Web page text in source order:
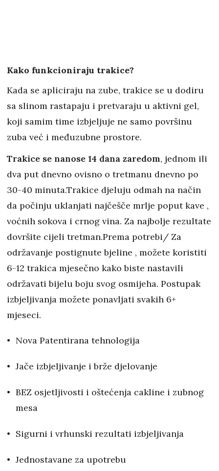
Kako funkcioniraju trakice?
Kada se apliciraju na zube, trakice se u dodiru
sa slinom rastapaju i pretvaraju u aktivni gel,
koji samim time izbjeljuje ne samo površinu
zuba već i međuzubne prostore.
Trakice se nanose 14 dana zaredom, jednom ili
dva put dnevno ovisno o tretmanu dnevno po
30-40 minuta.Trakice djeluju odmah na način
da počinju uklanjati najčešče mrlje poput kave ,
voćnih sokova i crnog vina. Za najbolje rezultate
dovršite cijeli tretman.Prema potrebi/ Za
održavanje postignute bjeline , možete koristiti
6-12 trakica mjesečno kako biste nastavili
održavati bijelu boju svog osmijeha. Postupak
izbjeljivanja možete ponavljati svakih 6+
mjeseci.
Nova Patentirana tehnologija
Jače izbjeljivanje i brže djelovanje
BEZ osjetljivosti i oštećenja cakline i zubnog
mesa
Sigurni i vrhunski rezultati izbjeljivanja
Jednostavane za upotrebu